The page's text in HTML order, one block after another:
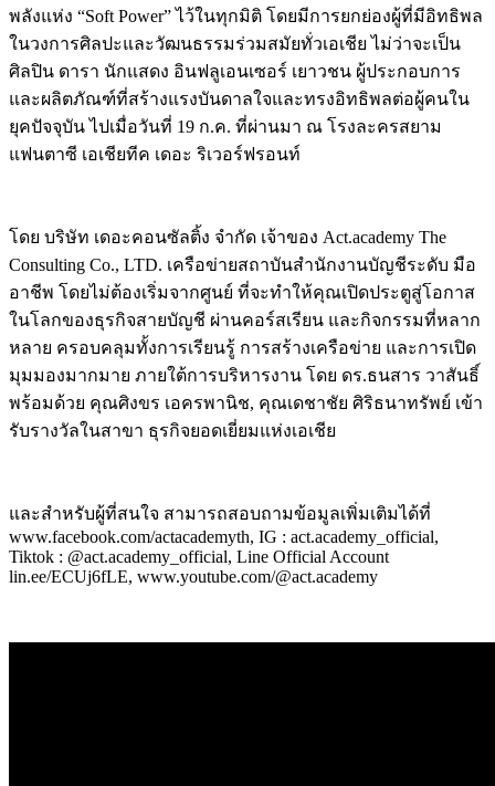
พลังแห่ง “Soft Power” ไว้ในทุกมิติ โดยมีการยกย่องผู้ที่มีอิทธิพล
ในวงการศิลปะและวัฒนธรรมร่วมสมัยทั่วเอเชีย ไม่ว่าจะเป็น
ศิลปิน ดารา นักแสดง อินฟลูเอนเซอร์ เยาวชน ผู้ประกอบการ
และผลิตภัณฑ์ที่สร้างแรงบันดาลใจและทรงอิทธิพลต่อผู้คนใน
ยุคปัจจุบัน ไปเมื่อวันที่ 19 ก.ค. ที่ผ่านมา ณ โรงละครสยาม
แฟนตาซี เอเชียทีค เดอะ ริเวอร์ฟรอนท์
โดย บริษัท เดอะคอนซัลติ้ง จำกัด เจ้าของ Act.academy The
Consulting Co., LTD. เครือข่ายสถาบันสำนักงานบัญชีระดับ มือ
อาชีพ โดยไม่ต้องเริ่มจากศูนย์ ที่จะทำให้คุณเปิดประตูสู่โอกาส
ในโลกของธุรกิจสายบัญชี ผ่านคอร์สเรียน และกิจกรรมที่หลาก
หลาย ครอบคลุมทั้งการเรียนรู้ การสร้างเครือข่าย และการเปิด
มุมมองมากมาย ภายใต้การบริหารงาน โดย ดร.ธนสาร วาสันธิ์
พร้อมด้วย คุณศิงขร เอครพานิช, คุณเดชาชัย ศิริธนาทรัพย์ เข้า
รับรางวัลในสาขา ธุรกิจยอดเยี่ยมแห่งเอเชีย
และสำหรับผู้ที่สนใจ สามารถสอบถามข้อมูลเพิ่มเติมได้ที่
www.facebook.com/actacademyth, IG : act.academy_official,
Tiktok : @act.academy_official, Line Official Account
lin.ee/ECUj6fLE, www.youtube.com/@act.academy